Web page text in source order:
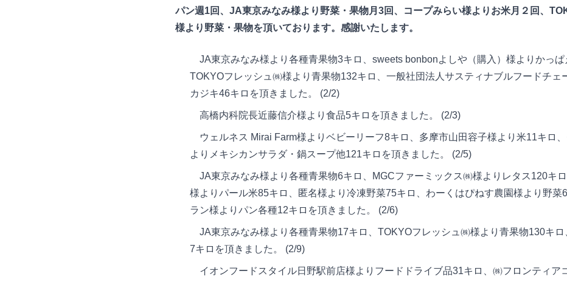
パン週1回、JA東京みなみ様より野菜・果物月3回、コープみらい様よりお米月２回、
様より野菜・果物を頂いております。感謝いたします。
JA東京みなみ様より各種青果物3キロ、sweets bonbonよしや（購入）様よりかっぱ
TOKYOフレッシュ㈱様より青果物132キロ、一般社団法人サスティナブルフードチェ
カジキ46キロを頂きました。 (2/2)
高橋内科院長近藤信介様より食品5キロを頂きました。 (2/3)
ウェルネス Mirai Farm様よりベビーリーフ8キロ、多摩市山田容子様より米11キロ
よりメキシカンサラダ・鍋スープ他121キロを頂きました。 (2/5)
JA東京みなみ様より各種青果物6キロ、MGCファーミックス㈱様よりレタス120キ
様よりパール米85キロ、匿名様より冷凍野菜75キロ、わーくはぴねす農園様より野菜
ラン様よりパン各種12キロを頂きました。 (2/6)
JA東京みなみ様より各種青果物17キロ、TOKYOフレッシュ㈱様より青果物130キロ
7キロを頂きました。 (2/9)
イオンフードスタイル日野駅前店様よりフードドライブ品31キロ、㈱フロンティア